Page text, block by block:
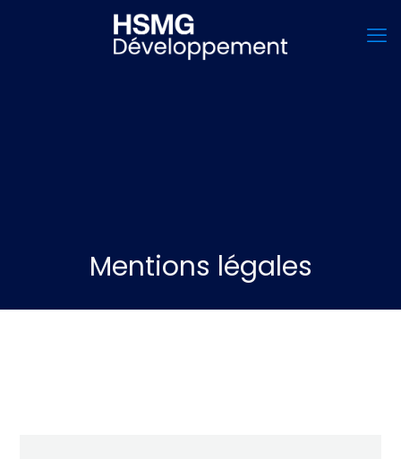
Mentions légales